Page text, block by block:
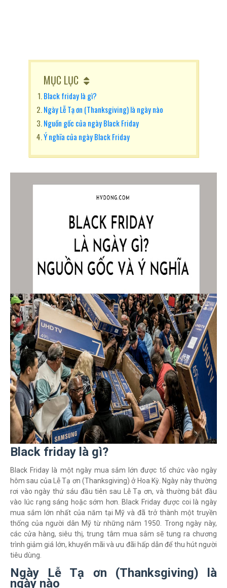
MỤC LỤC
Black friday là gì?
Ngày Lễ Tạ ơn (Thanksgiving) là ngày nào
Nguồn gốc của ngày Black Friday
Ý nghĩa của ngày Black Friday
Black friday là gì?
Black Friday là một ngày mua sắm lớn được tổ chức vào ngày
hôm sau của Lễ Tạ ơn (Thanksgiving) ở Hoa Kỳ. Ngày này thường
rơi vào ngày thứ sáu đầu tiên sau Lễ Tạ ơn, và thường bắt đầu
vào lúc rạng sáng hoặc sớm hơn. Black Friday được coi là ngày
mua sắm lớn nhất của năm tại Mỹ và đã trở thành một truyền
thống của người dân Mỹ từ những năm 1950. Trong ngày này,
các cửa hàng, siêu thị, trung tâm mua sắm sẽ tung ra chương
trình giảm giá lớn, khuyến mãi và ưu đãi hấp dẫn để thu hút người
tiêu dùng.
Ngày Lễ Tạ ơn (Thanksgiving) là
ngày nào